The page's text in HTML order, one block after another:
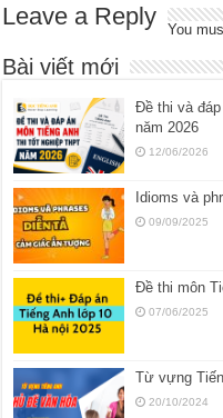
Leave a Reply You
Bài viết mới
Đề thi và
năm 2026
12/06/2026
Idioms và
09/09/2025
Đề thi môn
07/06/2025
Từ vựng
20/10/2024